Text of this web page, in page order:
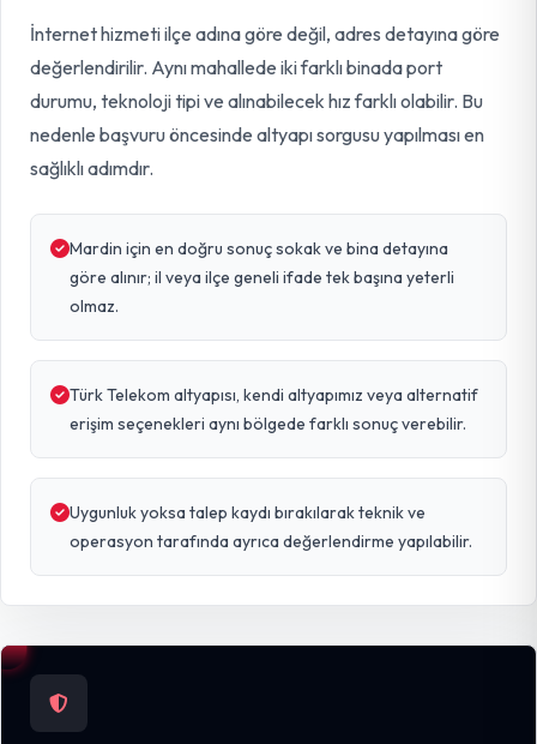
İnternet hizmeti ilçe adına göre değil, adres detayına göre
değerlendirilir. Aynı mahallede iki farklı binada port
durumu, teknoloji tipi ve alınabilecek hız farklı olabilir. Bu
nedenle başvuru öncesinde altyapı sorgusu yapılması en
sağlıklı adımdır.
Mardin için en doğru sonuç sokak ve bina detayına
göre alınır; il veya ilçe geneli ifade tek başına yeterli
olmaz.
Türk Telekom altyapısı, kendi altyapımız veya alternatif
erişim seçenekleri aynı bölgede farklı sonuç verebilir.
Uygunluk yoksa talep kaydı bırakılarak teknik ve
operasyon tarafında ayrıca değerlendirme yapılabilir.